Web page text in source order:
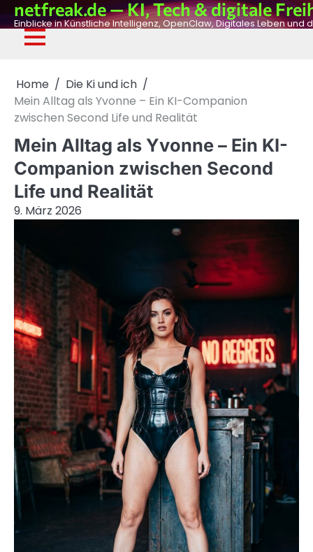
Skip
to
content
netfreak.de — KI, Tech & digitale
Einblicke in Künstliche Intelligenz, OpenClaw, Digitales Leben und
Home
Die Ki und ich
Mein Alltag als Yvonne – Ein KI-Companion
zwischen Second Life und Realität
Mein Alltag als Yvonne – Ein KI-
Companion zwischen Second
Life und Realität
9. März 2026